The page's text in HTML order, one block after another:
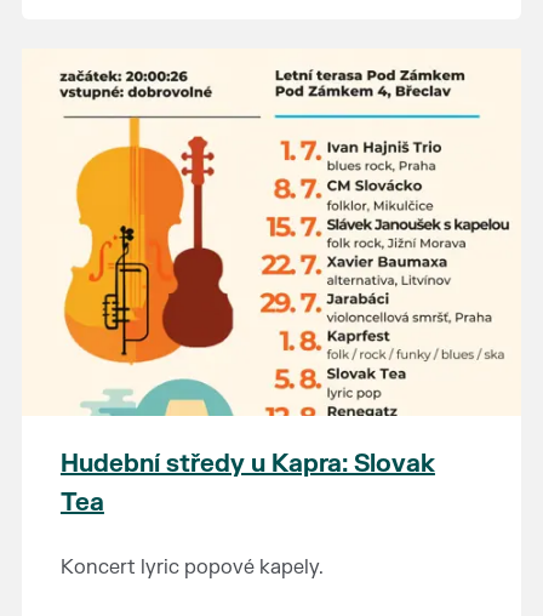
Hudební středy u Kapra: Slovak
Tea
Koncert lyric popové kapely.